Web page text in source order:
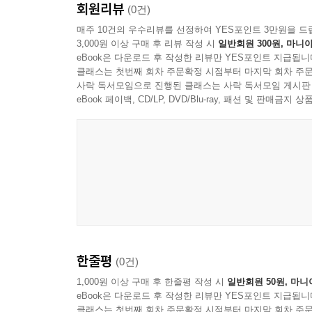
회원리뷰 (0건)
매주 10건의 우수리뷰를 선정하여 YES포인트 3만원을 드
3,000원 이상 구매 후 리뷰 작성 시 일반회원 300원, 마니
eBook은 다운로드 후 작성한 리뷰만 YES포인트 지급됩니
클래스는 첫번째 회차 주문확정 시점부터 마지막 회차 주
사락 독서모임으로 진행된 클래스는 사락 독서모임 게시
eBook 페이백, CD/LP, DVD/Blu-ray, 패션 및 판매금지 상
한줄평 (0건)
1,000원 이상 구매 후 한줄평 작성 시 일반회원 50원, 마니
eBook은 다운로드 후 작성한 리뷰만 YES포인트 지급됩니
클래스는 첫번째 회차 주문확정 시점부터 마지막 회차 주